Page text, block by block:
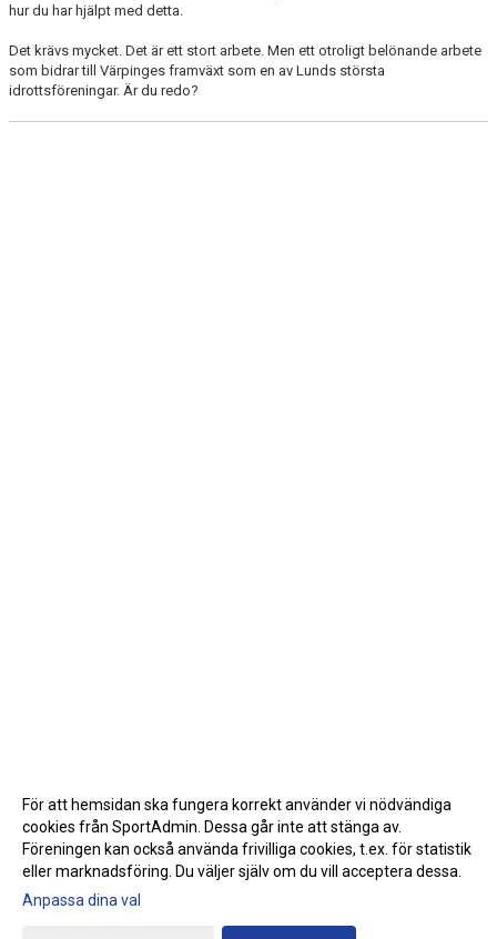
SPELFORM/TRÄNINGSFORM
hur du har hjälpt med detta.
Det krävs mycket. Det är ett stort arbete. Men ett otroligt belönande arbete
som bidrar till Värpinges framväxt som en av Lunds största
idrottsföreningar. Är du redo?
Gå till Webbversion
För att hemsidan ska fungera korrekt använder vi nödvändiga
cookies från SportAdmin. Dessa går inte att stänga av.
Föreningen kan också använda frivilliga cookies, t.ex. för statistik
eller marknadsföring. Du väljer själv om du vill acceptera dessa.
Anpassa dina val